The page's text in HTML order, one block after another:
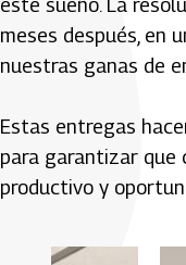
este sueño. La
meses después, en
nuestras ganas de
Estas entregas
para garantizar que
productivo y